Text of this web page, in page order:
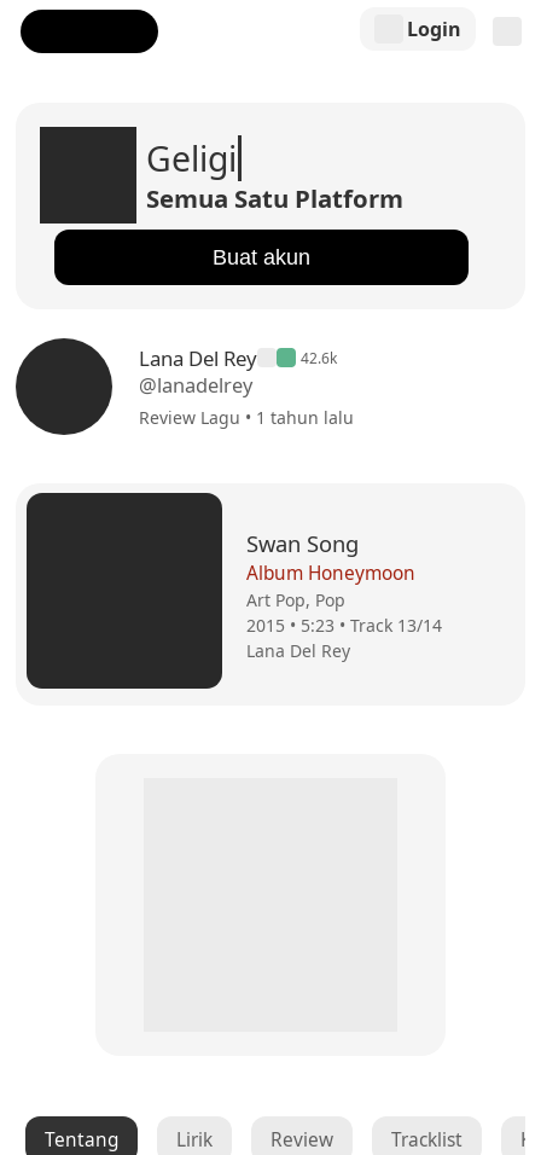
Login
Geligi
Semua Satu Platform
Buat akun
Lana Del Rey 42.6k
@lanadelrey
Review Lagu • 1 tahun lalu
Swan Song
Album Honeymoon
Art Pop, Pop
2015 • 5:23 • Track 13/14
Lana Del Rey
Tentang Lirik Review Tracklist